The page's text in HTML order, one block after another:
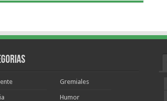
Gremiales
Humor